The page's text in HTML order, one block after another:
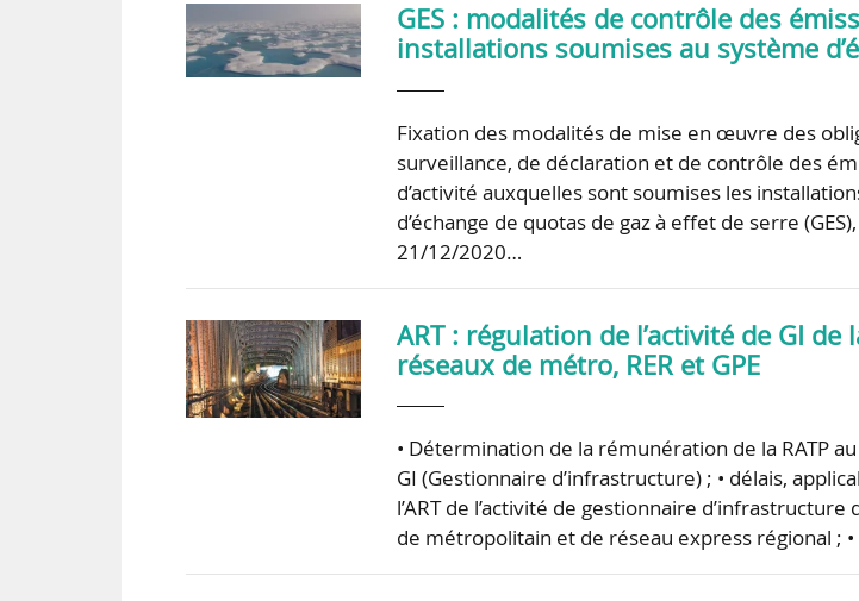
GES : modalités de contrôle des
installations soumises au système
Fixation des modalités de mise en œuvre des
surveillance, de déclaration et de contrôle des
d’activité auxquelles sont soumises les
d’échange de quotas de gaz à effet de serre
21/12/2020…
ART : régulation de l’activité de GI de
réseaux de métro, RER et GPE
• Détermination de la rémunération de la RATP
GI (Gestionnaire d’infrastructure) ; • délais,
l’ART de l’activité de gestionnaire
de métropolitain et de réseau express régional ;